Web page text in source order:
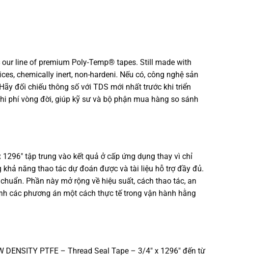
line of premium Poly-Temp® tapes. Still made with
chemically inert, non-hardeni. Nếu có, công nghệ sản
đối chiếu thông số với TDS mới nhất trước khi triển
phí vòng đời, giúp kỹ sư và bộ phận mua hàng so sánh
tập trung vào kết quả ở cấp ứng dụng thay vì chỉ
năng thao tác dự đoán được và tài liệu hỗ trợ đầy đủ.
Phần này mở rộng về hiệu suất, cách thao tác, an
các phương án một cách thực tế trong vận hành hằng
PTFE – Thread Seal Tape – 3/4″ x 1296″ đến từ